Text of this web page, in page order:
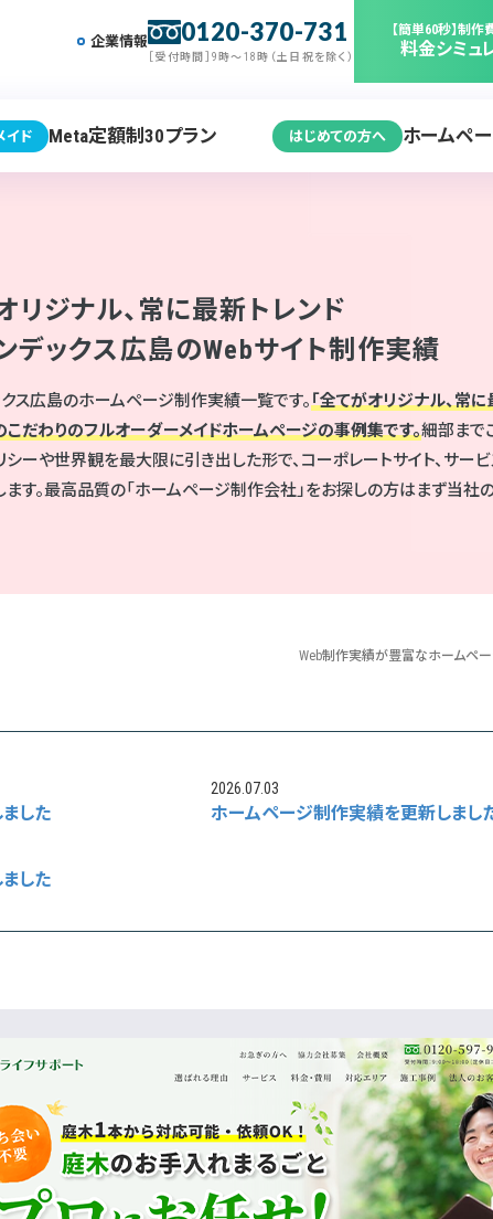
企業情報 0120-370-731
［受付時間］9時～18時（土日祝を除く）
【簡単60秒】制
料金シミュ
イド Meta定額制30プラン はじめての方へ ホームペ
Web制作実績が豊富なホームペー
リジナル、常に最新トレンド
デックス広島のWebサイト制作実績
ス広島のホームページ制作実績一覧です。「全てがオリジナル、常
こだわりのフルオーダーメイドホームページの事例集です。細部まで
ーや世界観を最大限に引き出した形で、コーポレートサイト、サービ
す。最高品質の「ホームページ制作会社」をお探しの方はまず当社
した
2026.07.03
ホームページ制作実績を更新しまし
した